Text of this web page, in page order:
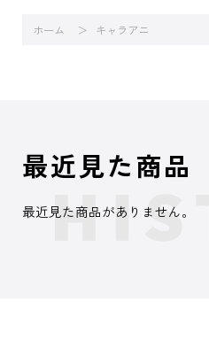
ホーム キャラアニ
最近見た商品
最近見た商品がありません。